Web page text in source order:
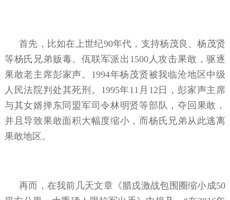
首先，比如在上世纪90年代，支持杨茂良、杨茂贤
等杨氏兄弟贩毒。佤联军派出1500人攻击果敢，驱逐
果敢老主席彭家声。1994年杨茂贤被我临沧地区中级
人民法院判处其死刑。1995年11月12日，彭家声主席
与其女婿掸东同盟军司令林明贤等部队，夺回果敢，
并且导致果敢面积大幅度缩小，而杨氏兄弟从此逃离
果敢地区。
再而，在我前几天文章《腊戌激战包围圈缩小成50